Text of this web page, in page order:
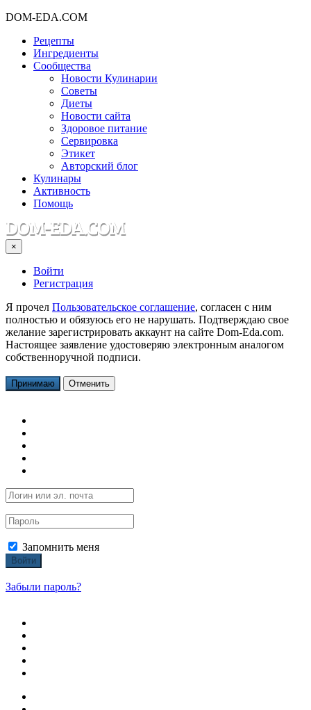
DOM-EDA.COM
Рецепты
Ингредиенты
Сообщества
Новости Кулинарии
Советы
Диеты
Новости сайта
Здоровое питание
Сервировка
Этикет
Авторский блог
Кулинары
Активность
Помощь
×
Войти
Регистрация
Я прочел Пользовательское соглашение, согласен с ним
полностью и обязуюсь его не нарушать. Подтверждаю свое
желание зарегистрировать аккаунт на сайте Dom-Eda.com.
Настоящее заявление удостоверяю электронным аналогом
собственноручной подписи.
Принимаю Отменить
Запомнить меня
Войти
Забыли пароль?